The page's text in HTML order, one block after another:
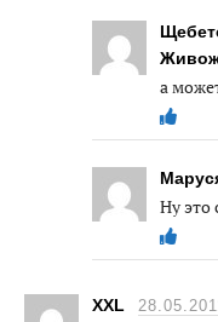
а
Ну это
XXL